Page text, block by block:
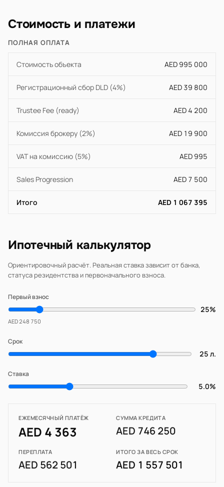
Стоимость и платежи
ПОЛНАЯ ОПЛАТА
Стоимость объекта AED 995 000
Регистрационный сбор DLD (4%) AED 39 800
Trustee Fee (ready) AED 4 200
Комиссия брокеру (2%) AED 19 900
VAT на комиссию (5%) AED 995
Sales Progression AED 7 500
Итого AED 1 067 395
Ипотечный калькулятор
Ориентировочный расчёт. Реальная ставка зависит от банка,
статуса резидентства и первоначального взноса.
Первый взнос
25%
AED 248 750
Срок
25 л.
Ставка
5.0%
ЕЖЕМЕСЯЧНЫЙ ПЛАТЁЖ
AED 4 363
СУММА КРЕДИТА
AED 746 250
ПЕРЕПЛАТА
AED 562 501
ИТОГО ЗА ВЕСЬ СРОК
AED 1 557 501